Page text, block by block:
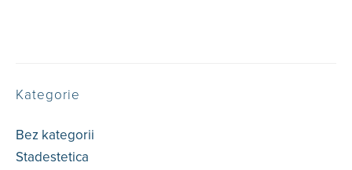
Kategorie
Bez kategorii
Stadestetica